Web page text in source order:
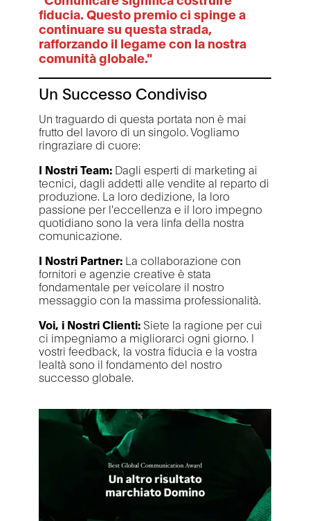
fiducia. Questo premio ci spinge a
continuare su questa strada,
rafforzando il legame con la nostra
comunità globale."
Un Successo Condiviso
Un traguardo di questa portata non è mai
frutto del lavoro di un singolo. Vogliamo
ringraziare di cuore:
I Nostri Team: Dagli esperti di marketing ai
tecnici, dagli addetti alle vendite al reparto di
produzione. La loro dedizione, la loro
passione per l'eccellenza e il loro impegno
quotidiano sono la vera linfa della nostra
comunicazione.
I Nostri Partner: La collaborazione con
fornitori e agenzie creative è stata
fondamentale per veicolare il nostro
messaggio con la massima professionalità.
Voi, i Nostri Clienti:Siete la ragione per cui
ci impegniamo a migliorarci ogni giorno. I
vostri feedback, la vostra fiducia e la vostra
lealtà sono il fondamento del nostro
successo globale.